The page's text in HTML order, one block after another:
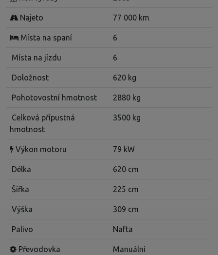
Najeto 77 000 km
Místa na spaní 6
Místa na jízdu 6
Doložnost 620 kg
Pohotovostní hmotnost 2880 kg
Celková přípustná
hmotnost
3500 kg
Výkon motoru 79 kW
Délka 620 cm
Šířka 225 cm
Výška 309 cm
Palivo Nafta
Převodovka Manuální